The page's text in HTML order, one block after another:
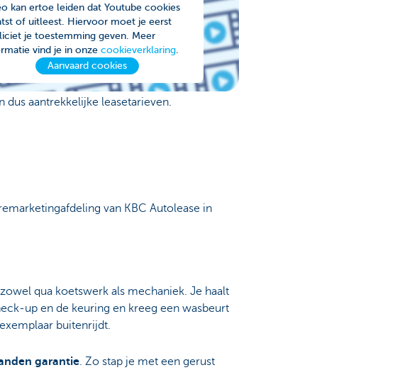
kan ertoe leiden dat Youtube cookies
of uitleest. Hiervoor moet je eerst
je toestemming geven. Meer
vind je in onze cookieverklaring.
Aanvaard cookies
aantrekkelijke leasetarieven.
van KBC Autolease in
qua koetswerk als mechaniek. Je haalt
up en de keuring en kreeg een wasbeurt
buitenrijdt.
garantie . Zo stap je met een gerust